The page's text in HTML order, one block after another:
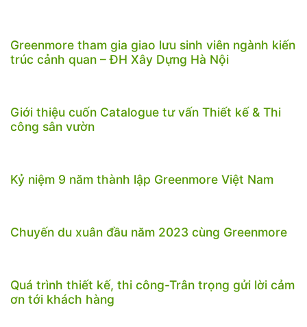
Greenmore tham gia giao lưu sinh viên ngành kiến
trúc cảnh quan – ĐH Xây Dựng Hà Nội
Giới thiệu cuốn Catalogue tư vấn Thiết kế & Thi
công sân vườn
Kỷ niệm 9 năm thành lập Greenmore Việt Nam
Chuyến du xuân đầu năm 2023 cùng Greenmore
Quá trình thiết kế, thi công-Trân trọng gửi lời cảm
ơn tới khách hàng